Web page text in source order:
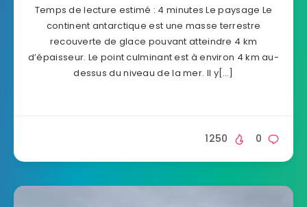
Temps de lecture estimé : 4 minutes Le paysage Le
continent antarctique est une masse terrestre
recouverte de glace pouvant atteindre 4 km
d’épaisseur. Le point culminant est à environ 4 km au-
dessus du niveau de la mer. Il y[…]
0
1250